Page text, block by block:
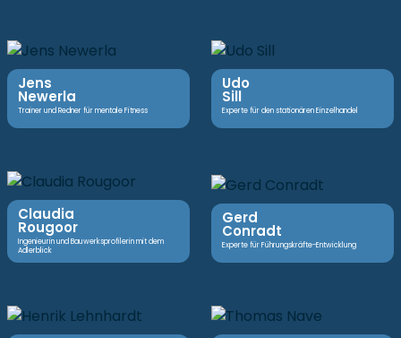
Jens
Newerla
Trainer und Redner für mentale Fitness
Udo
Sill
Experte für den stationären Einzelhandel
Claudia
Rougoor
Ingenieurin und Bauwerksprofilerin mit dem
Adlerblick
Gerd
Conradt
Experte für Führungskräfte-Entwicklung